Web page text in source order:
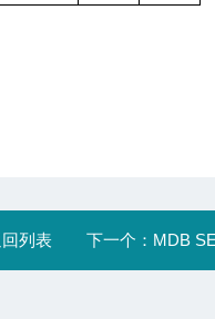
列表 下一个： MDB